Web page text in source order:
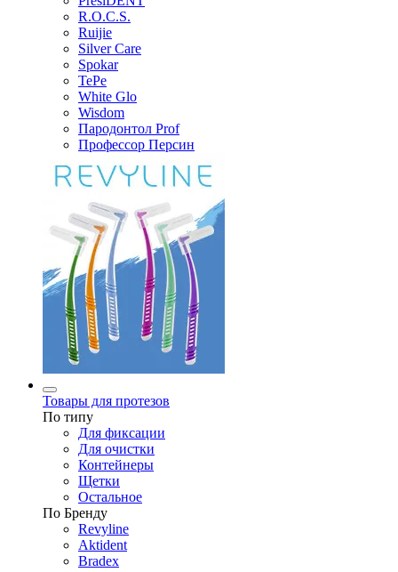
R.O.C.S.
Ruijie
Silver Care
Spokar
TePe
White Glo
Wisdom
Пародонтол Prof
Профессор Персин
Товары для протезов
По типу
Для фиксации
Для очистки
Контейнеры
Щетки
Остальное
По Бренду
Revyline
Aktident
Bradex